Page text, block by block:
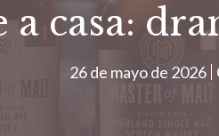
casa:
26 de mayo de 2026